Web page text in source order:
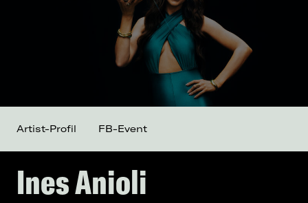
Ines Anioli
Artist-Profil FB-Event